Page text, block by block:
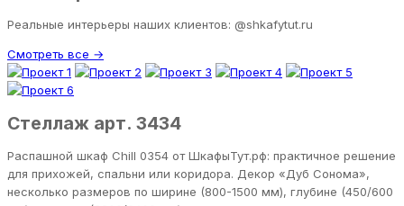
Реальные интерьеры наших клиентов: @shkafytut.ru
Смотреть все →
Стеллаж арт. 3434
Распашной шкаф Chill 0354 от ШкафыТут.рф: практичное решение
для прихожей, спальни или коридора. Декор «Дуб Сонома»,
несколько размеров по ширине (800-1500 мм), глубине (450/600